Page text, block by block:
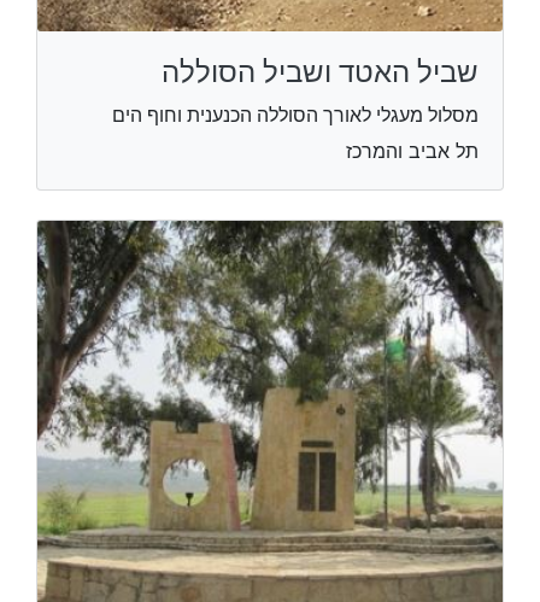
שביל האטד ושביל הסוללה
מסלול מעגלי לאורך הסוללה הכנענית וחוף הים
תל אביב והמרכז